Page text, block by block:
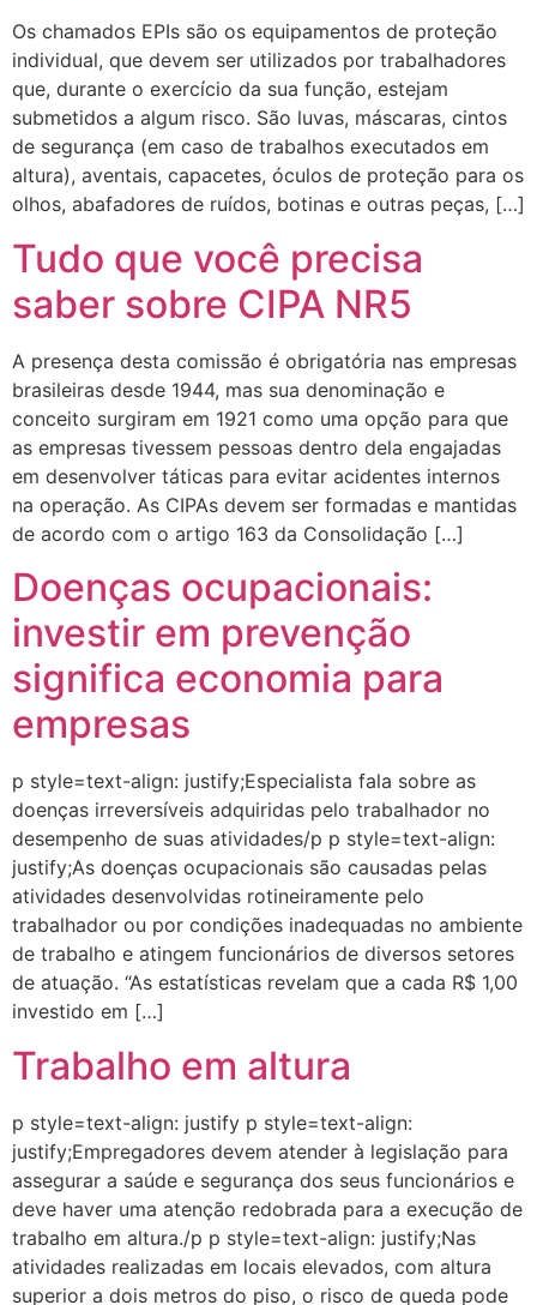
Os chamados EPIs são os equipamentos de proteção
individual, que devem ser utilizados por trabalhadores
que, durante o exercício da sua função, estejam
submetidos a algum risco. São luvas, máscaras, cintos
de segurança (em caso de trabalhos executados em
altura), aventais, capacetes, óculos de proteção para os
olhos, abafadores de ruídos, botinas e outras peças, […]
Tudo que você precisa
saber sobre CIPA NR5
A presença desta comissão é obrigatória nas empresas
brasileiras desde 1944, mas sua denominação e
conceito surgiram em 1921 como uma opção para que
as empresas tivessem pessoas dentro dela engajadas
em desenvolver táticas para evitar acidentes internos
na operação. As CIPAs devem ser formadas e mantidas
de acordo com o artigo 163 da Consolidação […]
Doenças ocupacionais:
investir em prevenção
significa economia para
empresas
p style=text-align: justify;Especialista fala sobre as
doenças irreversíveis adquiridas pelo trabalhador no
desempenho de suas atividades/p p style=text-align:
justify;As doenças ocupacionais são causadas pelas
atividades desenvolvidas rotineiramente pelo
trabalhador ou por condições inadequadas no ambiente
de trabalho e atingem funcionários de diversos setores
de atuação. “As estatísticas revelam que a cada R$ 1,00
investido em […]
Trabalho em altura
p style=text-align: justify p style=text-align:
justify;Empregadores devem atender à legislação para
assegurar a saúde e segurança dos seus funcionários e
deve haver uma atenção redobrada para a execução de
trabalho em altura./p p style=text-align: justify;Nas
atividades realizadas em locais elevados, com altura
superior a dois metros do piso, o risco de queda pode